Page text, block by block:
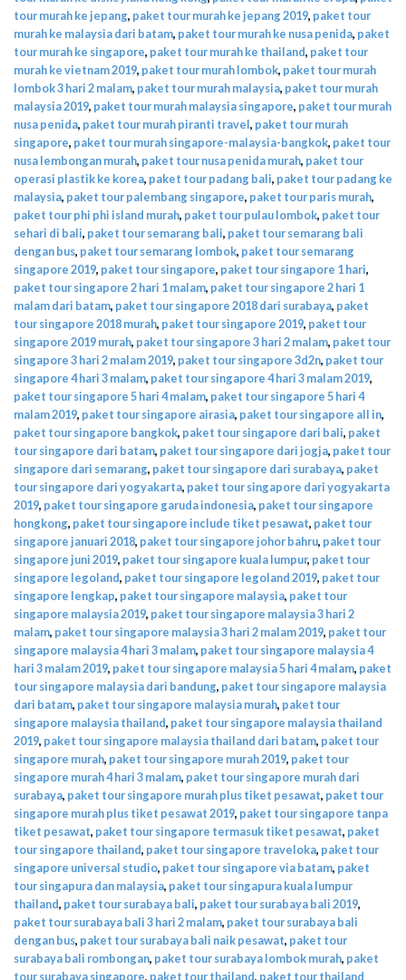
tour murah ke jepang, paket tour murah ke jepang 2019, paket tour
murah ke malaysia dari batam, paket tour murah ke nusa penida, paket
tour murah ke singapore, paket tour murah ke thailand, paket tour
murah ke vietnam 2019, paket tour murah lombok, paket tour murah
lombok 3 hari 2 malam, paket tour murah malaysia, paket tour murah
malaysia 2019, paket tour murah malaysia singapore, paket tour murah
nusa penida, paket tour murah piranti travel, paket tour murah
singapore, paket tour murah singapore-malaysia-bangkok, paket tour
nusa lembongan murah, paket tour nusa penida murah, paket tour
operasi plastik ke korea, paket tour padang bali, paket tour padang ke
malaysia, paket tour palembang singapore, paket tour paris murah,
paket tour phi phi island murah, paket tour pulau lombok, paket tour
sehari di bali, paket tour semarang bali, paket tour semarang bali
dengan bus, paket tour semarang lombok, paket tour semarang
singapore 2019, paket tour singapore, paket tour singapore 1 hari,
paket tour singapore 2 hari 1 malam, paket tour singapore 2 hari 1
malam dari batam, paket tour singapore 2018 dari surabaya, paket
tour singapore 2018 murah, paket tour singapore 2019, paket tour
singapore 2019 murah, paket tour singapore 3 hari 2 malam, paket tour
singapore 3 hari 2 malam 2019, paket tour singapore 3d2n, paket tour
singapore 4 hari 3 malam, paket tour singapore 4 hari 3 malam 2019,
paket tour singapore 5 hari 4 malam, paket tour singapore 5 hari 4
malam 2019, paket tour singapore airasia, paket tour singapore all in,
paket tour singapore bangkok, paket tour singapore dari bali, paket
tour singapore dari batam, paket tour singapore dari jogja, paket tour
singapore dari semarang, paket tour singapore dari surabaya, paket
tour singapore dari yogyakarta, paket tour singapore dari yogyakarta
2019, paket tour singapore garuda indonesia, paket tour singapore
hongkong, paket tour singapore include tiket pesawat, paket tour
singapore januari 2018, paket tour singapore johor bahru, paket tour
singapore juni 2019, paket tour singapore kuala lumpur, paket tour
singapore legoland, paket tour singapore legoland 2019, paket tour
singapore lengkap, paket tour singapore malaysia, paket tour
singapore malaysia 2019, paket tour singapore malaysia 3 hari 2
malam, paket tour singapore malaysia 3 hari 2 malam 2019, paket tour
singapore malaysia 4 hari 3 malam, paket tour singapore malaysia 4
hari 3 malam 2019, paket tour singapore malaysia 5 hari 4 malam, paket
tour singapore malaysia dari bandung, paket tour singapore malaysia
dari batam, paket tour singapore malaysia murah, paket tour
singapore malaysia thailand, paket tour singapore malaysia thailand
2019, paket tour singapore malaysia thailand dari batam, paket tour
singapore murah, paket tour singapore murah 2019, paket tour
singapore murah 4 hari 3 malam, paket tour singapore murah dari
surabaya, paket tour singapore murah plus tiket pesawat, paket tour
singapore murah plus tiket pesawat 2019, paket tour singapore tanpa
tiket pesawat, paket tour singapore termasuk tiket pesawat, paket
tour singapore thailand, paket tour singapore traveloka, paket tour
singapore universal studio, paket tour singapore via batam, paket
tour singapura dan malaysia, paket tour singapura kuala lumpur
thailand, paket tour surabaya bali, paket tour surabaya bali 2019,
paket tour surabaya bali 3 hari 2 malam, paket tour surabaya bali
dengan bus, paket tour surabaya bali naik pesawat, paket tour
surabaya bali rombongan, paket tour surabaya lombok murah, paket
tour surabaya singapore, paket tour thailand, paket tour thailand